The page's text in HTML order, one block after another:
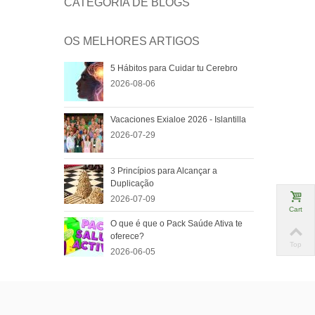
CATEGORIA DE BLOGS
OS MELHORES ARTIGOS
5 Hábitos para Cuidar tu Cerebro
2026-08-06
Vacaciones Exialoe 2026 - Islantilla
2026-07-29
3 Princípios para Alcançar a
Duplicação
2026-07-09
O que é que o Pack Saúde Ativa te
oferece?
2026-06-05
Cart
Top